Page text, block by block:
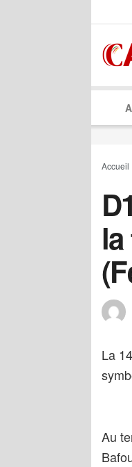
Accueil
La
Au